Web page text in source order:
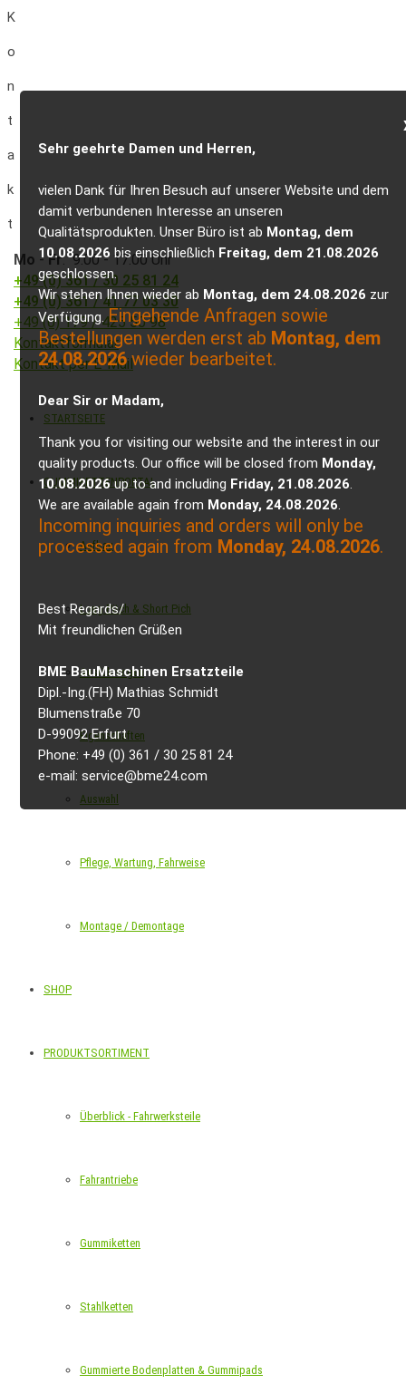
K
o
n
t
a
k
t
Mo -Fr: 9.00 - 17.00 Uhr
+49 (0) 361 / 30 25 81 24
+49 (0) 361 / 41 77 03 30
+49 (0) 179 / 425 50 98
Kontaktformular
Kontakt per E-Mail
STARTSEITE
GUMMIKETTENPORTAL
Aufbau
Long Pitch & Short Pich
Ausführungen
Eigenschaften
Auswahl
Pflege, Wartung, Fahrweise
Montage / Demontage
SHOP
PRODUKTSORTIMENT
Überblick - Fahrwerksteile
Fahrantriebe
Gummiketten
Stahlketten
Gummierte Bodenplatten & Gummipads
Sehr geehrte Damen und Herren,
vielen Dank für Ihren Besuch auf unserer Website und dem
damit verbundenen Interesse an unseren
Qualitätsprodukten. Unser Büro ist ab Montag, dem
10.08.2026 bis einschließlich Freitag, dem 21.08.2026
geschlossen.
Wir stehen Ihnen wieder ab Montag, dem 24.08.2026 zur
Verfügung.Eingehende Anfragen sowie
Bestellungen werden erst ab Montag, dem
24.08.2026wieder bearbeitet.
Dear Sir or Madam,
Thank you for visiting our website and the interest in our
quality products. Our office will be closed from Monday,
10.08.2026up to and including Friday, 21.08.2026.
We are available again from Monday, 24.08.2026.
Incoming inquiries and orders will only be
processed again from Monday, 24.08.2026.
Best Regards/
Mit freundlichen Grüßen
BME BauMaschinen Ersatzteile
Dipl.-Ing.(FH) Mathias Schmidt
Blumenstraße 70
D-99092 Erfurt
Phone: +49 (0) 361 / 30 25 81 24
e-mail: service@bme24.com